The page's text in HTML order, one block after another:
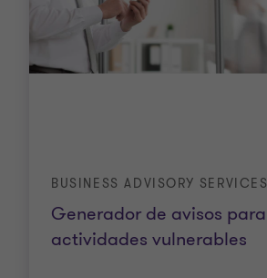
Generador de avisos para
actividades vulnerables
BUSINESS ADVISORY SERVICES